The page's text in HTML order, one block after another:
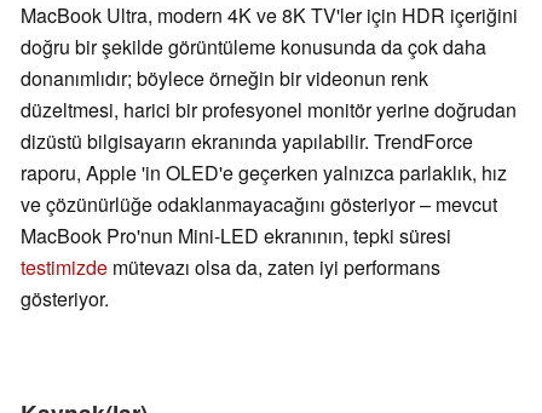
MacBook Ultra, modern 4K ve 8K TV'ler için HDR içeriğini
doğru bir şekilde görüntüleme konusunda da çok daha
donanımlıdır; böylece örneğin bir videonun renk
düzeltmesi, harici bir profesyonel monitör yerine doğrudan
dizüstü bilgisayarın ekranında yapılabilir. TrendForce
raporu, Apple 'in OLED'e geçerken yalnızca parlaklık, hız
ve çözünürlüğe odaklanmayacağını gösteriyor – mevcut
MacBook Pro'nun Mini-LED ekranının, tepki süresi
testimizde mütevazı olsa da, zaten iyi performans
gösteriyor.